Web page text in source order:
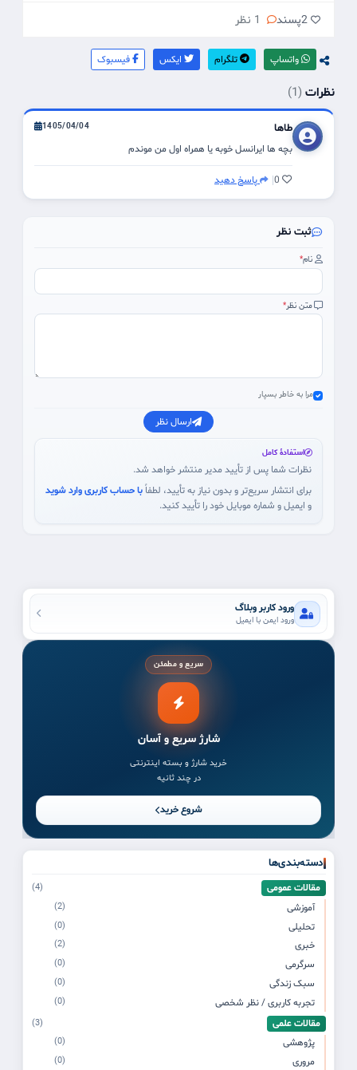
ورود کاربر وبلاگ
ورود ایمن با ایمیل
سریع و مطمئن
شارژ سریع و آسان
خرید شارژ و بسته اینترنتی
در چند ثانیه
شروع خرید
دسته‌بندی‌ها
مقالات عمومی (4)
آموزشی (2)
تحلیلی (0)
خبری (2)
سرگرمی (0)
سبک زندگی (0)
تجربه کاربری / نظر شخصی (0)
مقالات علمی (3)
پژوهشی (0)
مروری (0)
2پسند
واتساپ تلگرام ایکس فیسبوک
نظرات (1)
طاها 1405/04/04
بچه ها ایرانسل خوبه یا همراه اول من موندم
0
ثبت نظر
شرکت
نام*
متن نظر*
مرا به خاطر بسپار
ارسال نظر
استفادهٔ کامل
نظرات شما پس از تأیید مدیر منتشر خواهد شد.
برای انتشار سریع‌تر و بدون نیاز به تأیید، لطفاً با حساب کاربری وارد شوید
و ایمیل و شماره موبایل خود را تأیید کنید.